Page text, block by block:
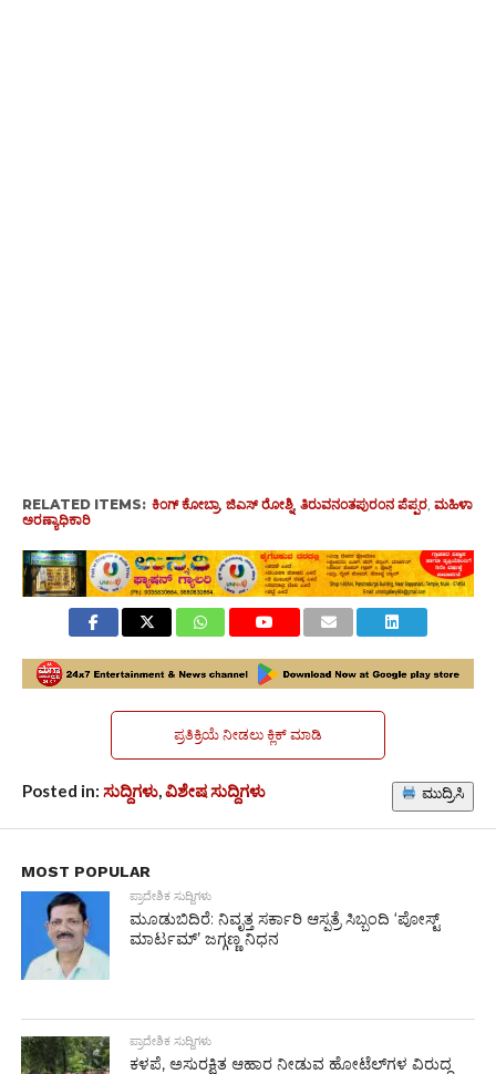
RELATED ITEMS: ಕಿಂಗ್ ಕೋಬ್ರಾ, ಜಿಎಸ್ ರೋಶ್ನಿ, ತಿರುವನಂತಪುರಂನ ಪೆಪ್ಪರ, ಮಹಿಳಾ
ಅರಣ್ಯಾಧಿಕಾರಿ
ಪ್ರತಿಕ್ರಿಯೆ ನೀಡಲು ಕ್ಲಿಕ್ ಮಾಡಿ
Posted in: ಸುದ್ದಿಗಳು,ವಿಶೇಷ ಸುದ್ದಿಗಳು ಮುದ್ರಿಸಿ
MOST POPULAR
ಪ್ರಾದೇಶಿಕ ಸುದ್ದಿಗಳು
ಮೂಡುಬಿದಿರೆ: ನಿವೃತ್ತ ಸರ್ಕಾರಿ ಆಸ್ಪತ್ರೆ ಸಿಬ್ಬಂದಿ ‘ಪೋಸ್ಟ್
ಮಾರ್ಟಮ್’ ಜಗ್ಗಣ್ಣ ನಿಧನ
ಪ್ರಾದೇಶಿಕ ಸುದ್ದಿಗಳು
ಕಳಪೆ, ಅಸುರಕ್ಷಿತ ಆಹಾರ ನೀಡುವ ಹೋಟೆಲ್‌ಗಳ ವಿರುದ್ಧ